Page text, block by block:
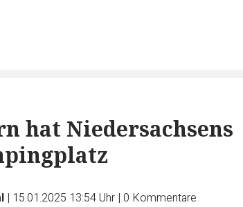
hat Niedersachsens
| 15.01.2025 13:54 Uhr | 0 Kommentare